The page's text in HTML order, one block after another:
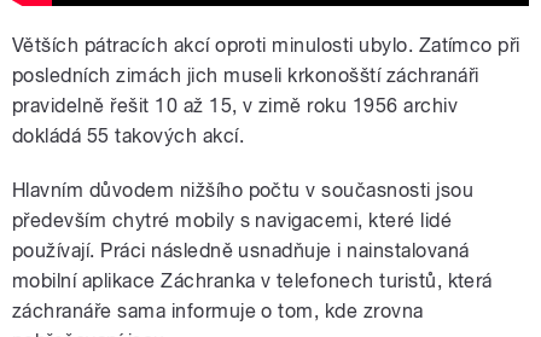
Větších pátracích akcí oproti minulosti ubylo. Zatímco při
posledních zimách jich museli krkonošští záchranáři
pravidelně řešit 10 až 15, v zimě roku 1956 archiv
dokládá 55 takových akcí.
Hlavním důvodem nižšího počtu v současnosti jsou
především chytré mobily s navigacemi, které lidé
používají. Práci následně usnadňuje i nainstalovaná
mobilní aplikace Záchranka v telefonech turistů, která
záchranáře sama informuje o tom, kde zrovna